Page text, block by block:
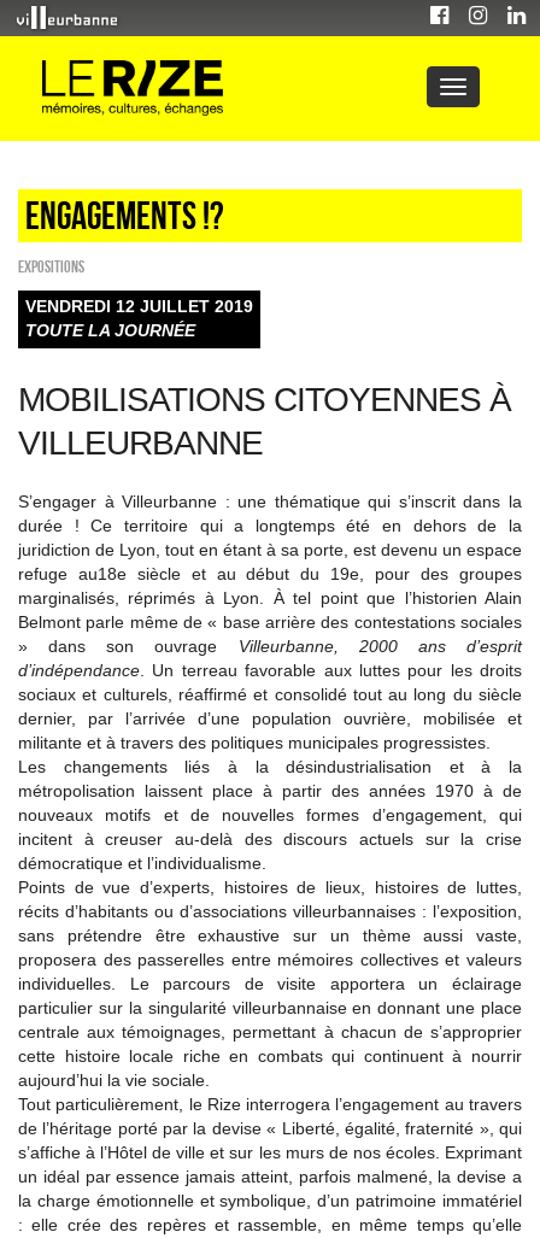
Engagements !?
EXPOSITIONS
VENDREDI 12 JUILLET 2019
TOUTE LA JOURNÉE
MOBILISATIONS CITOYENNES À
VILLEURBANNE
S’engager à Villeurbanne : une thématique qui s’inscrit dans la
durée ! Ce territoire qui a longtemps été en dehors de la
juridiction de Lyon, tout en étant à sa porte, est devenu un espace
refuge au18e siècle et au début du 19e, pour des groupes
marginalisés, réprimés à Lyon. À tel point que l’historien Alain
Belmont parle même de « base arrière des contestations sociales
» dans son ouvrage Villeurbanne, 2000 ans d’esprit
d’indépendance . Un terreau favorable aux luttes pour les droits
sociaux et culturels, réaffirmé et consolidé tout au long du siècle
dernier, par l’arrivée d’une population ouvrière, mobilisée et
militante et à travers des politiques municipales progressistes.
Les changements liés à la désindustrialisation et à la
métropolisation laissent place à partir des années 1970 à de
nouveaux motifs et de nouvelles formes d’engagement, qui
incitent à creuser au-delà des discours actuels sur la crise
démocratique et l’individualisme.
Points de vue d’experts, histoires de lieux, histoires de luttes,
récits d’habitants ou d’associations villeurbannaises : l’exposition,
sans prétendre être exhaustive sur un thème aussi vaste,
proposera des passerelles entre mémoires collectives et valeurs
individuelles. Le parcours de visite apportera un éclairage
particulier sur la singularité villeurbannaise en donnant une place
centrale aux témoignages, permettant à chacun de s’approprier
cette histoire locale riche en combats qui continuent à nourrir
aujourd’hui la vie sociale.
Tout particulièrement, le Rize interrogera l’engagement au travers
de l’héritage porté par la devise « Liberté, égalité, fraternité », qui
s’affiche à l’Hôtel de ville et sur les murs de nos écoles. Exprimant
un idéal par essence jamais atteint, parfois malmené, la devise a
la charge émotionnelle et symbolique, d’un patrimoine immatériel
: elle crée des repères et rassemble, en même temps qu’elle